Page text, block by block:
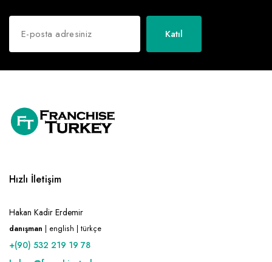
Katıl
Hızlı İletişim
Hakan Kadir Erdemir
danışman | english | türkçe
+(90) 532 219 19 78